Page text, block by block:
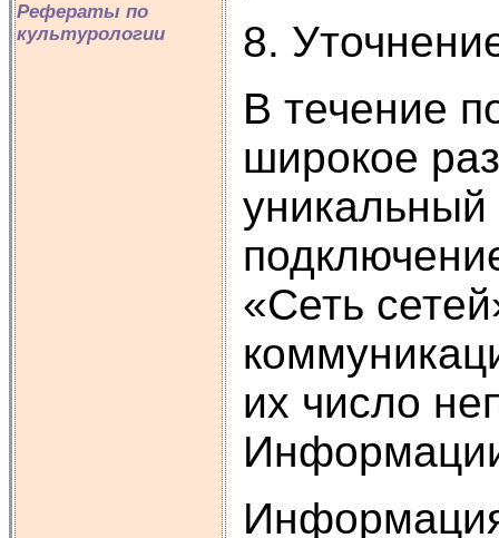
Рефераты по
культурологии
8.
В течение
широкое
«Сеть
их число